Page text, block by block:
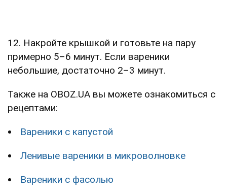
12. Накройте крышкой и готовьте на пару
примерно 5–6 минут. Если вареники
небольшие, достаточно 2–3 минут.
Также на OBOZ.UA вы можете ознакомиться с
рецептами:
Вареники с капустой
Ленивые вареники в микроволновке
Вареники с фасолью